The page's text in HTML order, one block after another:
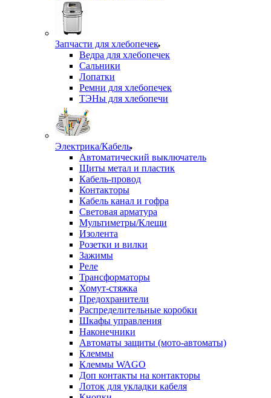
Запчасти для хлебопечек
Ведра для хлебопечек
Сальники
Лопатки
Ремни для хлебопечек
ТЭНы для хлебопечи
Электрика/Кабель
Автоматический выключатель
Щиты метал и пластик
Кабель-провод
Контакторы
Кабель канал и гофра
Световая арматура
Мультиметры/Клещи
Изолента
Розетки и вилки
Зажимы
Реле
Трансформаторы
Хомут-стяжка
Предохранители
Распределительные коробки
Шкафы управления
Наконечники
Автоматы защиты (мото-автоматы)
Клеммы
Клеммы WAGO
Доп контакты на контакторы
Лоток для укладки кабеля